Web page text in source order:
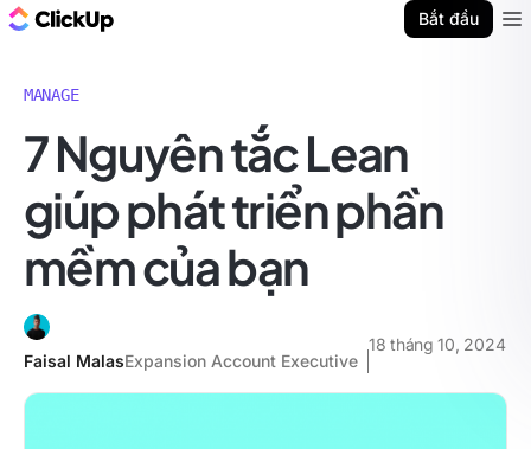
Bắt đầu
MANAGE
7 Nguyên tắc Lean
giúp phát triển phần
mềm của bạn
Faisal MalasExpansion Account Executive
18 tháng 10, 2024